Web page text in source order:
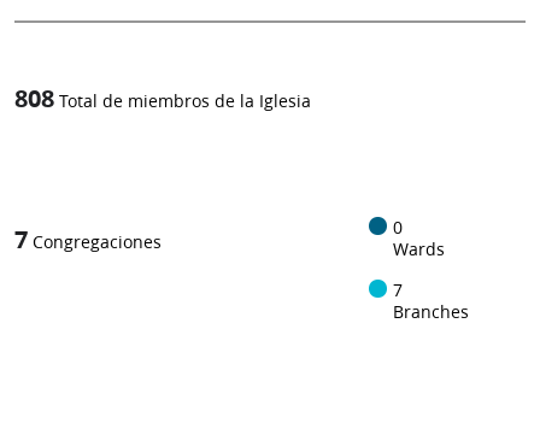
808 Total de miembros de la Iglesia
7 Congregaciones
0
Wards
7
Branches